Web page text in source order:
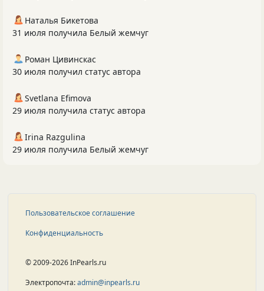
Наталья Бикетова
31 июля получила Белый жемчуг
Роман Цивинскас
30 июля получил статус автора
Svetlana Efimova
29 июля получила статус автора
Irina Razgulina
29 июля получила Белый жемчуг
Пользовательское соглашение
Конфиденциальность
© 2009-2026 InPearls.ru
Электропочта:admin@inpearls.ru